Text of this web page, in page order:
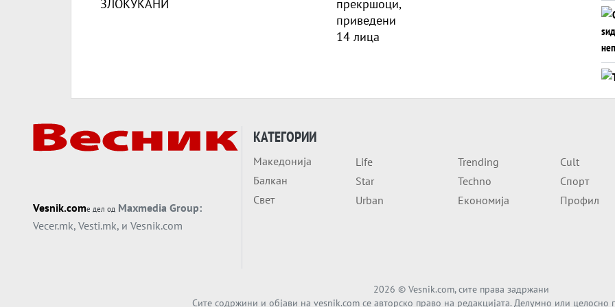
Vesnik.comе дел од Maxmedia Group:
Vecer.mk, Vesti.mk, и Vesnik.com
КАТЕГОРИИ
Македонија
Балкан
Свет
Life
Star
Urban
Trending
Techno
Економија
Cult
Спорт
Профил
2026 © Vesnik.com, сите права задржани
Сите содржини и објави на vesnik.com се авторско право на редакцијата. Делумно или целосно